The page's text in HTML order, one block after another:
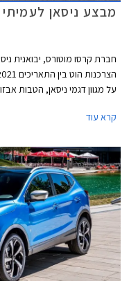
מבצע ניסאן לעמיתי
חברת קרסו מוטורס, יבואנית
20% הנחה ברכישתקרא עוד